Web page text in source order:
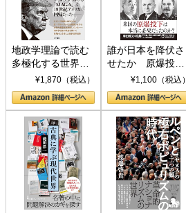
地政学理論で読む
多極化する世界：
トランプとBRICS
の挑戦
¥1,870（税込）
誰が日本を降伏さ
せたか 原爆投
下、ソ連参戦、そ
して聖断 (PHP新
書)
¥1,100（税込）